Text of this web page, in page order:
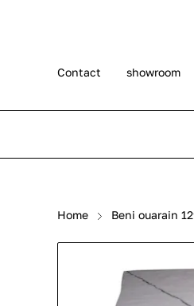
Contact showroom
Persian rugs
Home Beni ouarain